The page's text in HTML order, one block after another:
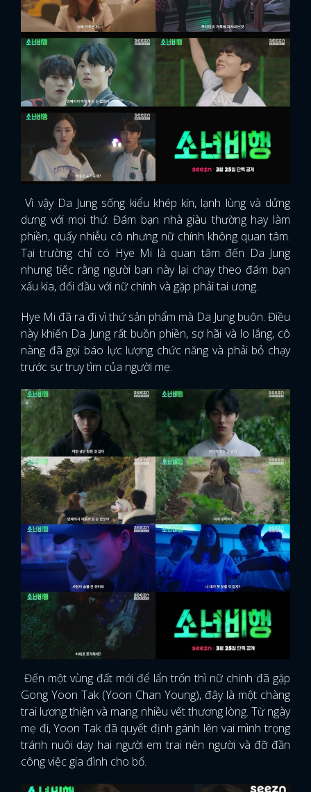
Vì vậy Da Jung sống kiểu khép kín, lạnh lùng và dửng
dưng với mọi thứ. Đám bạn nhà giàu thường hay làm
phiền, quấy nhiễu cô nhưng nữ chính không quan tâm.
Tại trường chỉ có Hye Mi là quan tâm đến Da Jung
nhưng tiếc rằng người bạn này lại chạy theo đám bạn
xấu kia, đối đầu với nữ chính và gặp phải tai ương.
Hye Mi đã ra đi vì thứ sản phẩm mà Da Jung buôn. Điều
này khiến Da Jung rất buồn phiền, sợ hãi và lo lắng, cô
nàng đã gọi báo lực lượng chức năng và phải bỏ chạy
trước sự truy tìm của người mẹ.
Đến một vùng đất mới để lẩn trốn thì nữ chính đã gặp
Gong Yoon Tak (Yoon Chan Young), đây là một chàng
trai lương thiện và mang nhiều vết thương lòng. Từ ngày
mẹ đi, Yoon Tak đã quyết định gánh lên vai mình trọng
tránh nuôi dạy hai người em trai nên người và đỡ đần
công việc gia đình cho bố.